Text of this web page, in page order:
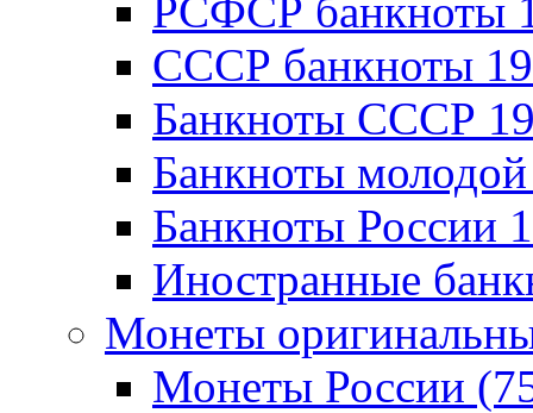
РСФСР банкноты
CССР банкноты
Банкноты CCCР
Банкноты
Банкноты России
Иностранные
Монеты
Монеты России